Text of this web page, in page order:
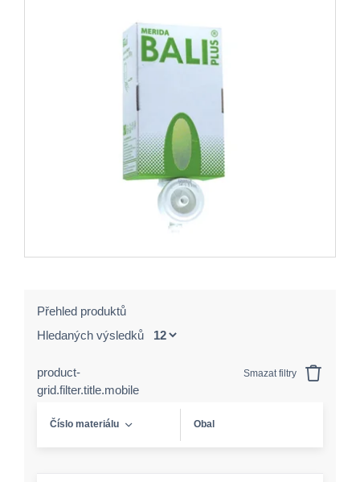
Přehled produktů
Hledaných výsledků
product-
grid.filter.title.mobile
Smazat filtry
Číslo materiálu Obal